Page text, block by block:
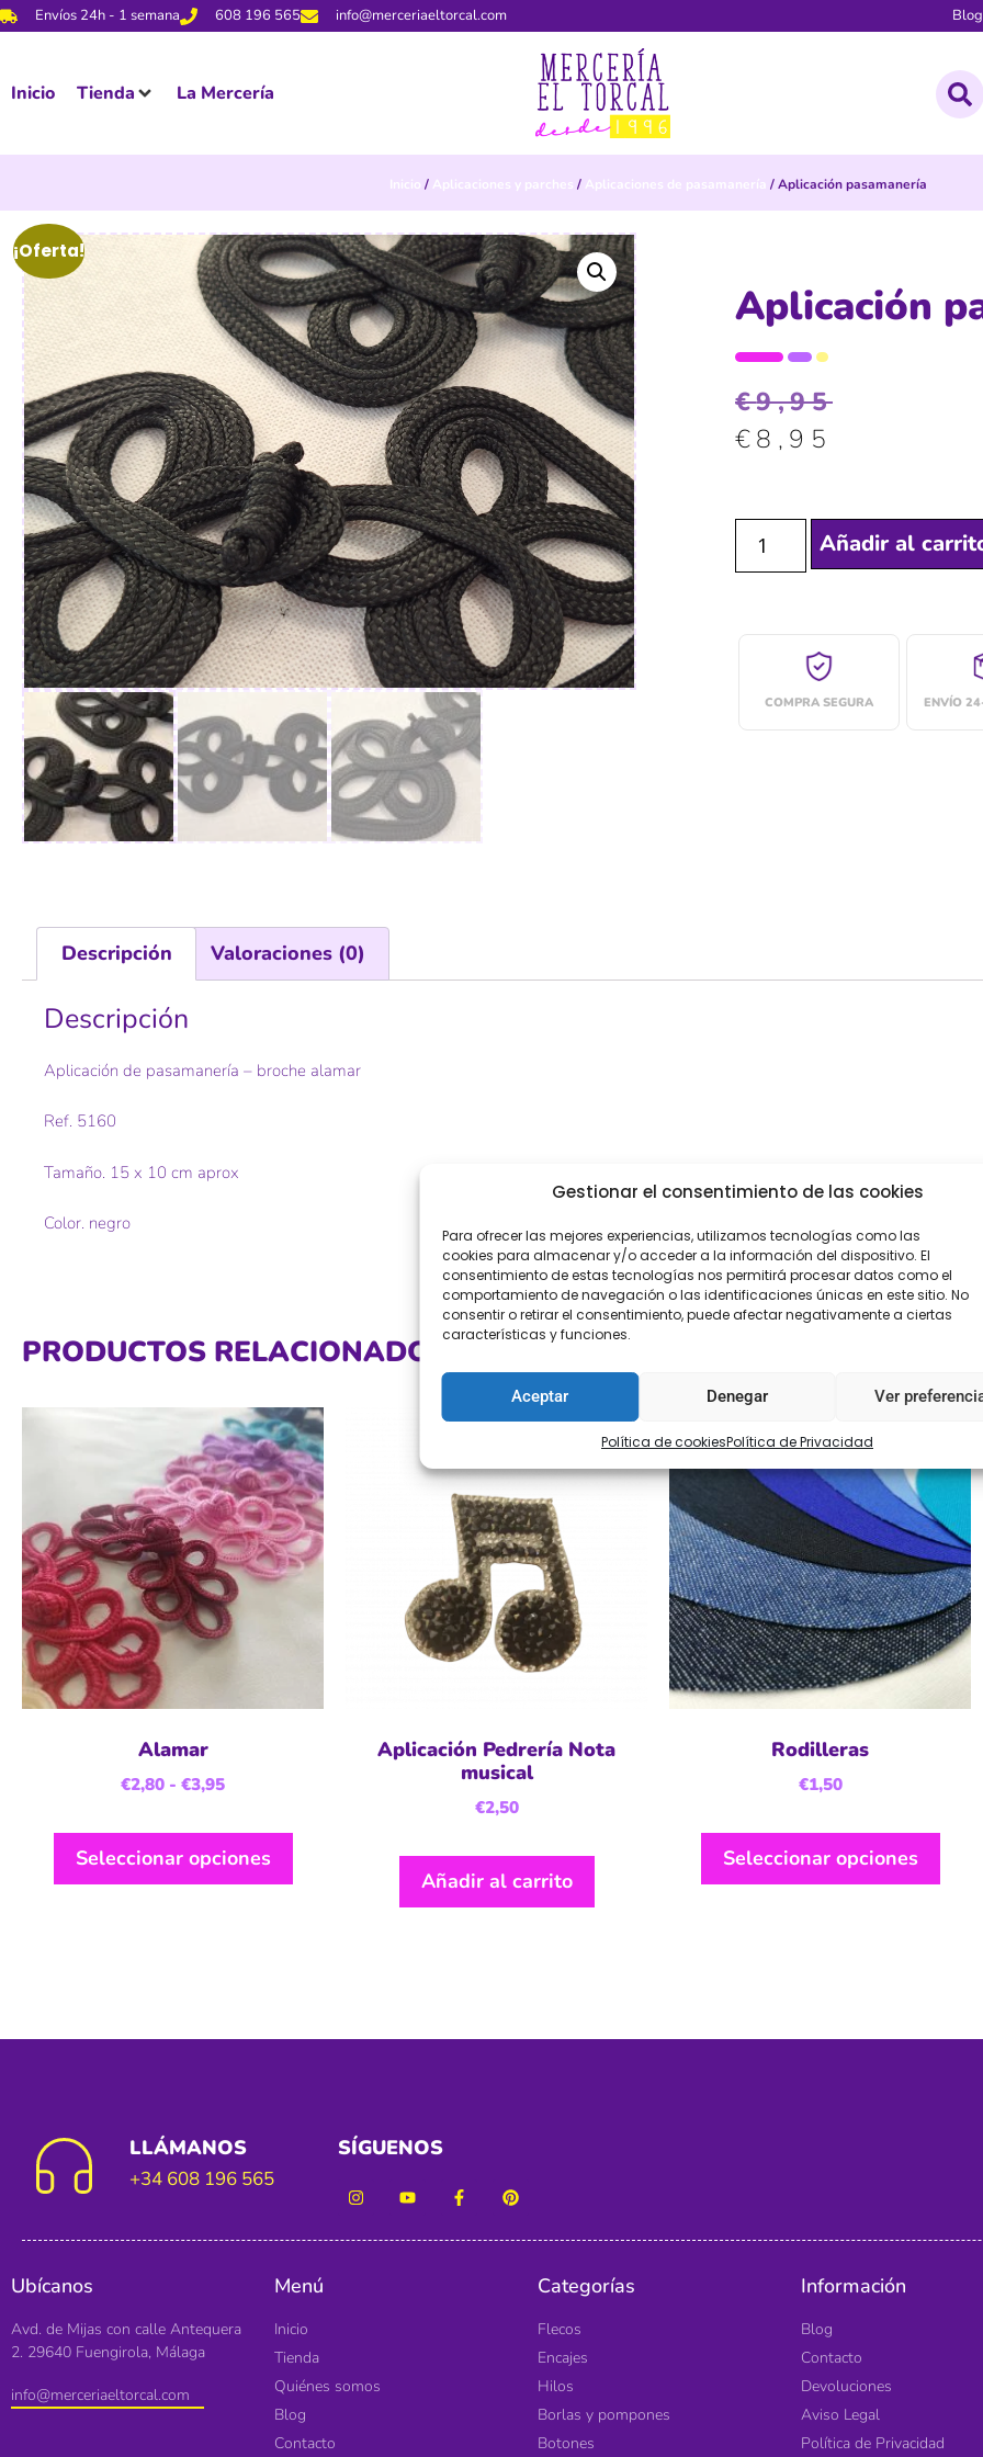
Gestionar el consentimiento de las cookies
Para ofrecer las mejores experiencias, utilizamos tecnologías como las
cookies para almacenar y/o acceder a la información del dispositivo. El
consentimiento de estas tecnologías nos permitirá procesar datos como el
comportamiento de navegación o las identificaciones únicas en este sitio. No
consentir o retirar el consentimiento, puede afectar negativamente a ciertas
características y funciones.
Aceptar Denegar Ver
Política de cookiesPolítica de Privacidad
Envíos 24h - 1 semana 608 196 565 info@merceriaeltorcal.com Blog
Inicio Tienda La Mercería
Inicio / Aplicaciones y parches / Aplicaciones de pasamanería / Aplicación pasamanería
¡Oferta!
Aplicación
€9,95
€8,95
Añadir al
COMPRA SEGURA ENVÍO
Descripción Valoraciones (0)
Descripción
Aplicación de pasamanería – broche alamar
Ref. 5160
Tamaño. 15 x 10 cm aprox
Color. negro
PRODUCTOS RELACIONADOS
Alamar
€2,80 - €3,95
Seleccionar opciones
Aplicación Pedrería Nota
musical
€2,50
Añadir al carrito
Rodilleras
€1,50
Seleccionar opciones
LLÁMANOS
+34 608 196 565
SÍGUENOS
Ubícanos
Avd. de Mijas con calle Antequera
2. 29640 Fuengirola, Málaga
info@merceriaeltorcal.com
Menú
Inicio
Tienda
Quiénes somos
Blog
Contacto
Categorías
Flecos
Encajes
Hilos
Borlas y pompones
Botones
Información
Blog
Contacto
Devoluciones
Aviso Legal
Política de Privacidad